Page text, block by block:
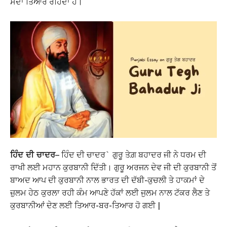
ਹਿੰਦ ਦੀ ਚਾਦਰ– ਹਿੰਦ ਦੀ ਚਾਦਰ` ਗੁਰੂ ਤੇਗ਼ ਬਹਾਦਰ ਜੀ ਨੇ ਧਰਮ ਦੀ
ਰਾਖੀ ਲਈ ਮਹਾਨ ਕੁਰਬਾਨੀ ਦਿੱਤੀ। ਗੁਰੂ ਅਰਜਨ ਦੇਵ ਜੀ ਦੀ ਕੁਰਬਾਨੀ ਤੋਂ
ਬਾਅਦ ਆਪ ਦੀ ਕੁਰਬਾਨੀ ਨਾਲ ਭਾਰਤ ਦੀ ਦੱਬੀ-ਕੁਚਲੀ ਤੇ ਹਾਕਮਾਂ ਦੇ
ਜ਼ੁਲਮ ਹੇਠ ਕੁਰਲਾ ਰਹੀ ਕੰਮ ਆਪਣੇ ਹੱਕਾਂ ਲਈ ਜੁਲਮ ਨਾਲ ਟੱਕਰ ਲੈਣ ਤੇ
ਕੁਰਬਾਨੀਆਂ ਦੇਣ ਲਈ ਤਿਆਰ-ਬਰ-ਤਿਆਰ ਹੋ ਗਈ |